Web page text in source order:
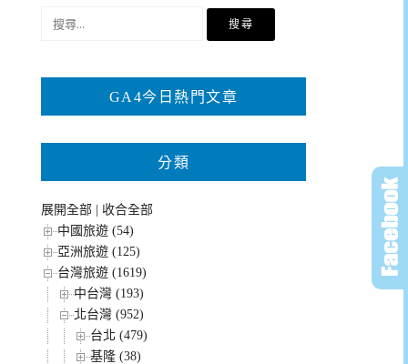
鍵
GA4今日熱門文章
分類
展開全部
收合全部
中國旅遊 (54)
亞洲旅遊 (125)
台灣旅遊 (1619)
中台灣 (193)
北台灣 (952)
台北 (479)
基隆 (38)